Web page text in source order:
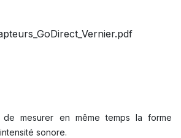
mesurer en même temps la forme
sonore.